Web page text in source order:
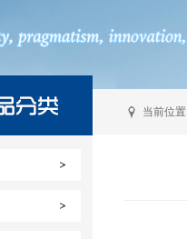
当前位置